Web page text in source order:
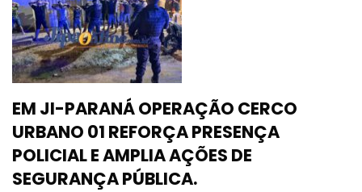
EM JI-PARANÁ OPERAÇÃO CERCO
URBANO 01 REFORÇA PRESENÇA
POLICIAL E AMPLIA AÇÕES DE
SEGURANÇA PÚBLICA.